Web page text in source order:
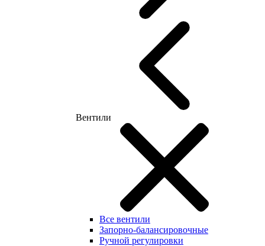
Вентили
Все вентили
Запорно-балансировочные
Ручной регулировки